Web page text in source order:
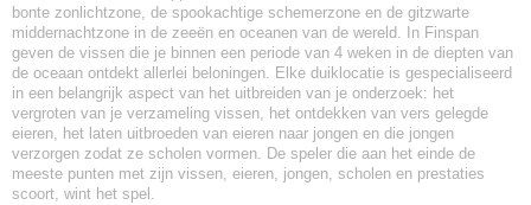
bonte zonlichtzone, de spookachtige schemerzone en de gitzwarte
middernachtzone in de zeeën en oceanen van de wereld. In Finspan
geven de vissen die je binnen een periode van 4 weken in de diepten van
de oceaan ontdekt allerlei beloningen. Elke duiklocatie is gespecialiseerd
in een belangrijk aspect van het uitbreiden van je onderzoek: het
vergroten van je verzameling vissen, het ontdekken van vers gelegde
eieren, het laten uitbroeden van eieren naar jongen en die jongen
verzorgen zodat ze scholen vormen. De speler die aan het einde de
meeste punten met zijn vissen, eieren, jongen, scholen en prestaties
scoort, wint het spel.